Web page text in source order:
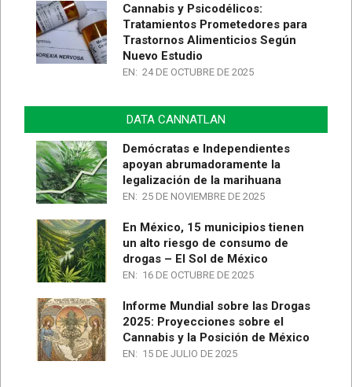
Cannabis y Psicodélicos:
Tratamientos Prometedores para
Trastornos Alimenticios Según
Nuevo Estudio
EN: 24 DE OCTUBRE DE 2025
DATA CANNATLAN
Demócratas e Independientes
apoyan abrumadoramente la
legalización de la marihuana
EN: 25 DE NOVIEMBRE DE 2025
En México, 15 municipios tienen
un alto riesgo de consumo de
drogas – El Sol de México
EN: 16 DE OCTUBRE DE 2025
Informe Mundial sobre las Drogas
2025: Proyecciones sobre el
Cannabis y la Posición de México
EN: 15 DE JULIO DE 2025